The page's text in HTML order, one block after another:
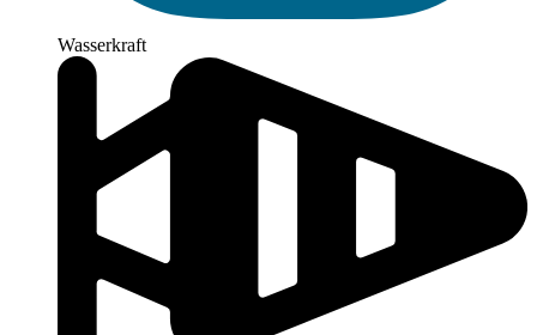
Wasserkraft